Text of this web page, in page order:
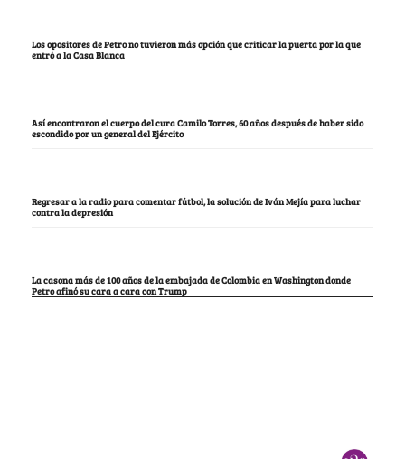
Los opositores de Petro no tuvieron más opción que criticar la puerta por la que
entró a la Casa Blanca
Así encontraron el cuerpo del cura Camilo Torres, 60 años después de haber sido
escondido por un general del Ejército
Regresar a la radio para comentar fútbol, la solución de Iván Mejía para luchar
contra la depresión
La casona más de 100 años de la embajada de Colombia en Washington donde
Petro afinó su cara a cara con Trump